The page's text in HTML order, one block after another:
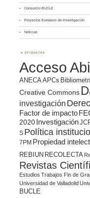
Consorcio BUCLE
Proyectos Europeos de Investigación
Noticias
ETIQUETAS
Acceso
ANECA APCs
Creative Commons
investigación
Factor de impacto
2020 Investigación
S Política
7PM Propiedad
REBIUN RECOLECTA
Revistas
Estudios Trabajos Fin de
Universidad de Valladolid
BUCLE